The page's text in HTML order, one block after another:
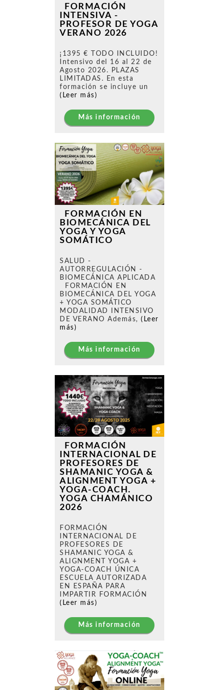
FORMACIÓN
INTENSIVA -
PROFESOR DE YOGA
VERANO 2026
¡1395 € TODO INCLUIDO!
Intensivo del 16 al 22 de
Agosto 2026. PLAZAS
LIMITADAS. En esta
formación se incluye un
(Leer más)
Más información
FORMACIÓN EN
BIOMECÁNICA DEL
YOGA Y YOGA
SOMÁTICO
SALUD -
AUTORREGULACIÓN -
BIOMECÁNICA APLICADA
FORMACIÓN EN
BIOMECÁNICA DEL YOGA
+ YOGA SOMÁTICO
MODALIDAD INTENSIVO
DE VERANO Además, (Leer
más)
Más información
FORMACIÓN
INTERNACIONAL DE
PROFESORES DE
SHAMANIC YOGA &
ALIGNMENT YOGA +
YOGA-COACH.
YOGA CHAMÁNICO
2026
FORMACIÓN
INTERNACIONAL DE
PROFESORES DE
SHAMANIC YOGA &
ALIGNMENT YOGA +
YOGA-COACH ÚNICA
ESCUELA AUTORIZADA
EN ESPAÑA PARA
IMPARTIR FORMACIÓN
(Leer más)
Más información